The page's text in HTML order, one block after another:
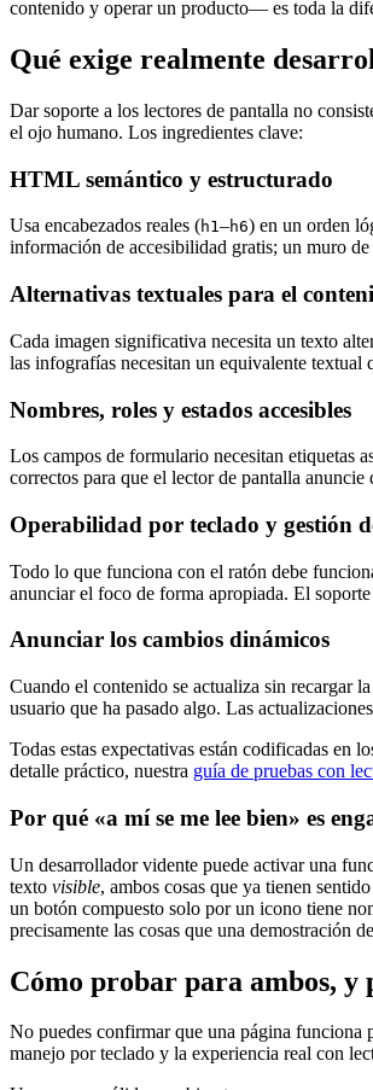
contenido y operar un producto— es toda la
Qué exige realmente
Dar soporte a los lectores de pantalla no
el ojo humano. Los ingredientes clave:
HTML semántico y estructurado
Usa encabezados reales (h1–h6) en un orden
información de accesibilidad gratis; un muro
Alternativas textuales para el
Cada imagen significativa necesita un texto
las infografías necesitan un equivalente textual
Nombres, roles y estados accesibles
Los campos de formulario necesitan etiquetas
correctos para que el lector de pantalla
Operabilidad por teclado y gestión
Todo lo que funciona con el ratón debe
anunciar el foco de forma apropiada. El
Anunciar los cambios dinámicos
Cuando el contenido se actualiza sin recargar
usuario que ha pasado algo. Las
Todas estas expectativas están codificadas en
detalle práctico, nuestra guía de pruebas con
Por qué «a mí se me lee bien» es
Un desarrollador vidente puede activar una
texto visible, ambos cosas que ya tienen
un botón compuesto solo por un icono tiene
precisamente las cosas que una demostración
Cómo probar para ambos, y
No puedes confirmar que una página funciona
manejo por teclado y la experiencia real con